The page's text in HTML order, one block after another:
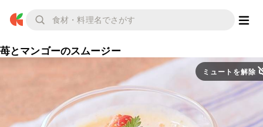
苺とマンゴーのスムージー
ミュートを解除